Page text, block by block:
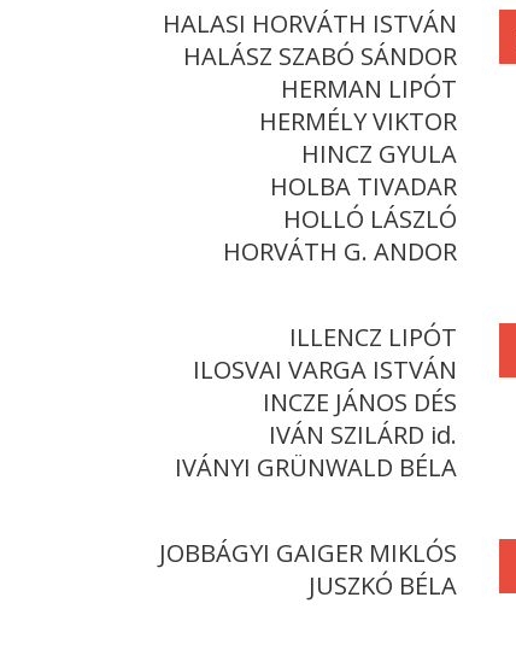
HALASI HORVÁTH ISTVÁN
HALÁSZ SZABÓ SÁNDOR
HERMAN LIPÓT
HERMÉLY VIKTOR
HINCZ GYULA
HOLBA TIVADAR
HOLLÓ LÁSZLÓ
HORVÁTH G. ANDOR
ILLENCZ LIPÓT
ILOSVAI VARGA ISTVÁN
INCZE JÁNOS DÉS
IVÁN SZILÁRD id.
IVÁNYI GRÜNWALD BÉLA
JOBBÁGYI GAIGER MIKLÓS
JUSZKÓ BÉLA